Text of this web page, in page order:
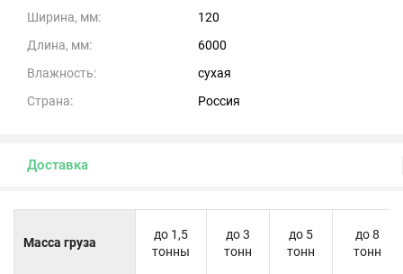
Ширина, мм:
120
Длина, мм:
6000
Влажность:
сухая
Страна:
Россия
Доставка
Масса груза
до 1,5
тонны
до 3
тонн
до 5
тонн
до 8
тонн